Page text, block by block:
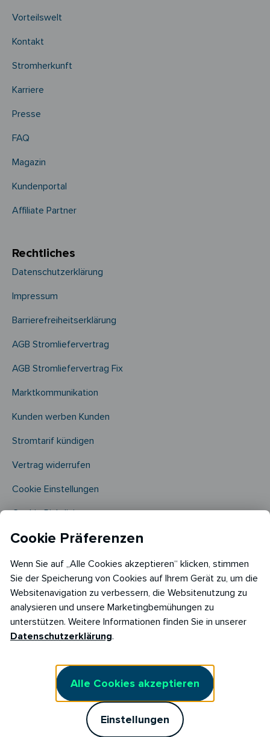
Vorteilswelt
Kontakt
Stromherkunft
Karriere
Presse
FAQ
Magazin
Kundenportal
Affiliate Partner
Rechtliches
Datenschutzerklärung
Impressum
Barrierefreiheitserklärung
AGB Stromliefervertrag
AGB Stromliefervertrag Fix
Marktkommunikation
Kunden werben Kunden
Stromtarif kündigen
Vertrag widerrufen
Cookie Einstellungen
Cookie Richtlinie​
Copyright © 2026
RABOT Energy DE GmbH
Hopfenmarkt 33,
Cookie Präferenzen
Wenn Sie auf „Alle Cookies akzeptieren“ klicken, stimmen
Sie der Speicherung von Cookies auf Ihrem Gerät zu, um die
Websitenavigation zu verbessern, die Websitenutzung zu
analysieren und unsere Marketingbemühungen zu
unterstützen. Weitere Informationen finden Sie in unserer
Datenschutzerklärung.
Alle Cookies akzeptieren
Einstellungen